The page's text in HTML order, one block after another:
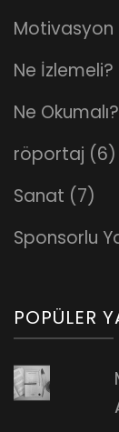
Motivasyon
Ne İzlemeli?
Ne Okumalı?
röportaj (6)
Sanat (7)
Sponsorlu
POPÜLER